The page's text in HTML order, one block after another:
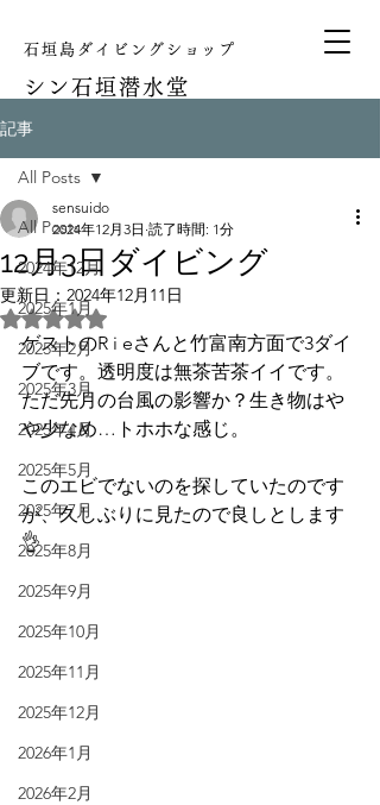
石垣島ダイビングショップ
シン石垣潜水堂
記事
All Posts
2024年12月
2025年1月
2025年2月
2025年3月
2025年4月
2025年5月
2025年7月
2025年8月
2025年9月
2025年10月
2025年11月
2025年12月
2026年1月
2026年2月
All Posts
12月3日ダイビング
sensuido
2024年12月3日 読了時間: 1分
更新日： 2024年12月11日
5つ星のうちNaNと評価されています。
ゲストのR i eさんと竹富南方面で3ダイ
ブです。透明度は無茶苦茶イイです。
ただ先月の台風の影響か？生き物はや
や少なめ…トホホな感じ。
このエビでないのを探していたのです
が、久しぶりに見たので良しとします
👌